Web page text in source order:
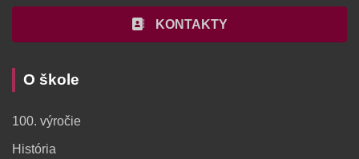
KONTAKTY
O škole
100. výročie
História